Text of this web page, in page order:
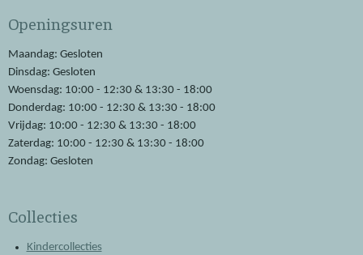
b
o
s
p
p
Openingsuren
Maandag: Gesloten
Dinsdag: Gesloten
Woensdag: 10:00 - 12:30 & 13:30 - 18:00
Donderdag: 10:00 - 12:30 & 13:30 - 18:00
Vrijdag: 10:00 - 12:30 & 13:30 - 18:00
Zaterdag: 10:00 - 12:30 & 13:30 - 18:00
Zondag: Gesloten
Collecties
Kindercollecties